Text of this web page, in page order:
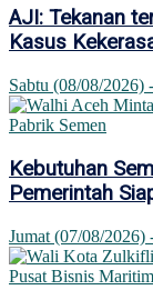
AJI: Tekanan
Kasus
Sabtu (08/08/2026)
Kebutuhan
Pemerintah
Jumat (07/08/2026)